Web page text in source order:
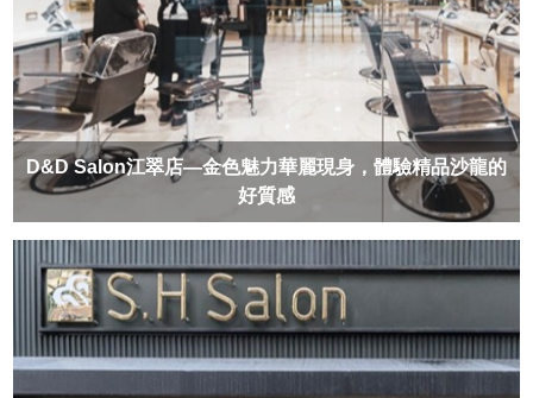
D&D Salon江翠店—金色魅力華麗現身，體驗精品沙龍的
好質感